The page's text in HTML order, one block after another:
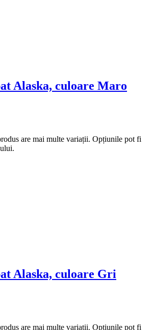
Alaska, culoare Maro
are mai multe variații. Opțiunile pot fi
Alaska, culoare Gri
are mai multe variații. Opțiunile pot fi